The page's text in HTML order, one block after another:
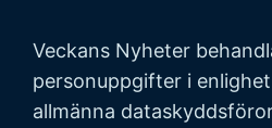
Veckans Nyheter
personuppgifter i enlighet
allmänna